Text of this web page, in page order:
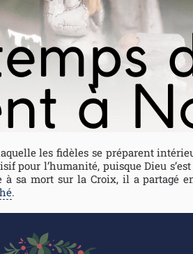
les fidèles se préparent
pour l’humanité, puisque Dieu
à sa mort sur la Croix, il a partagé
.